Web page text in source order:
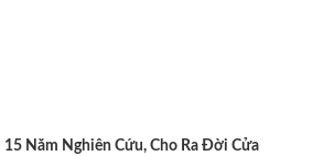
15 Năm Nghiên Cứu, Cho Ra Đời Cửa